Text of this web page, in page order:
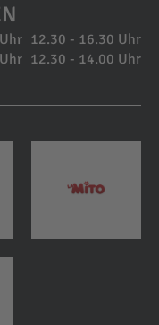
12.30 - 16.30 Uhr
12.30 - 14.00 Uhr